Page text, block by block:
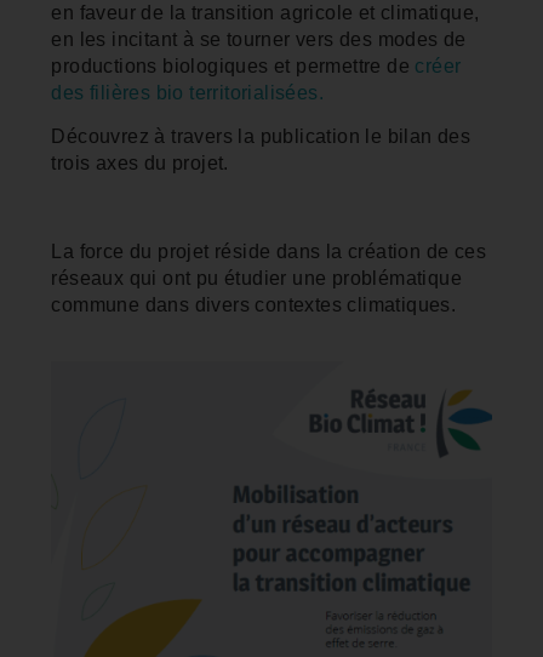
en faveur de la transition agricole et climatique,
en les incitant à se tourner vers des modes de
productions biologiques et permettre de créer
des filières bio territorialisées.
Découvrez à travers la publication le bilan des
trois axes du projet.
La force du projet réside dans la création de ces
réseaux qui ont pu étudier une problématique
commune dans divers contextes climatiques.